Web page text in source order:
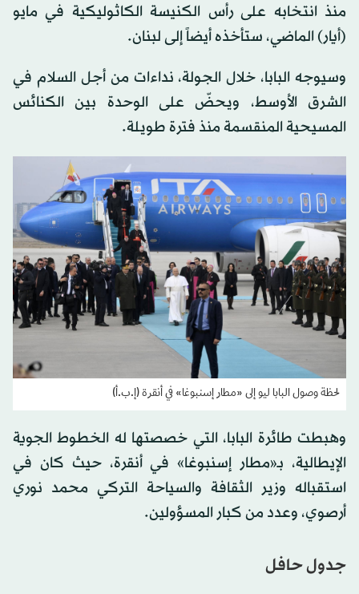
منذ انتخابه على رأس الكنيسة الكاثوليكية في مايو
(أيار) الماضي، ستأخذه أيضاً إلى لبنان.
وسيوجه البابا، خلال الجولة، نداءات من أجل السلام في
الشرق الأوسط، ويحضّ على الوحدة بين الكنائس
المسيحية المنقسمة منذ فترة طويلة.
لحظة وصول البابا ليو إلى «مطار إسنبوغا» في أنقرة (إ.ب.أ)
وهبطت طائرة البابا، التي خصصتها له الخطوط الجوية
الإيطالية، بـ«مطار إسنبوغا» في أنقرة، حيث كان في
استقباله وزير الثقافة والسياحة التركي محمد نوري
أرصوي، وعدد من كبار المسؤولين.
جدول حافل